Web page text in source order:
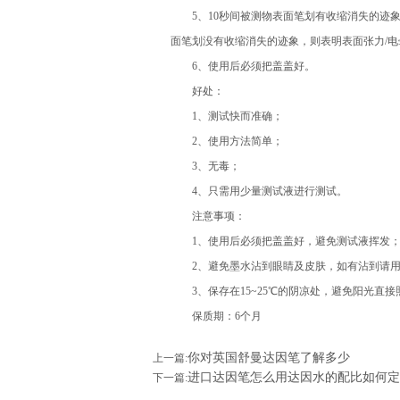
5、10秒间被测物表面笔划有收缩消失的迹象
面笔划没有收缩消失的迹象，则表明表面张力/
6、使用后必须把盖盖好。
好处：
1、测试快而准确；
2、使用方法简单；
3、无毒；
4、只需用少量测试液进行测试。
注意事项：
1、使用后必须把盖盖好，避免测试液挥发
2、避免墨水沾到眼睛及皮肤，如有沾到请
3、保存在15~25℃的阴凉处，避免阳光直接
保质期：6个月
上一篇:你对英国舒曼达因笔了解多少
下一篇:进口达因笔怎么用达因水的配比如何定